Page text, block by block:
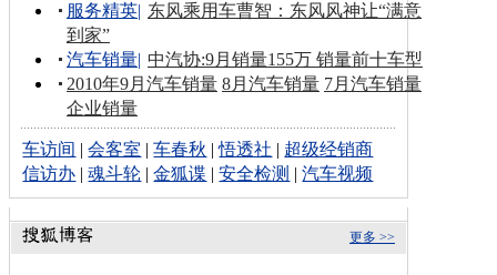
服务精英| 东风乘用车曹智：东风风神让“满意
到家”
汽车销量| 中汽协:9月销量155万 销量前十车型
2010年9月汽车销量 8月汽车销量 7月汽车销量
企业销量
车访间 |会客室 |车春秋 |悟透社 | 超级经销商
信访办 |魂斗轮 |金狐谍 |安全检测 |汽车视频
更多 >>